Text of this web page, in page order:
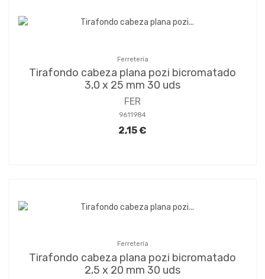
Ferretería
Tirafondo cabeza plana pozi bicromatado
3,0 x 25 mm 30 uds
FER
9611984
2,15 €
Ferretería
Tirafondo cabeza plana pozi bicromatado
2,5 x 20 mm 30 uds